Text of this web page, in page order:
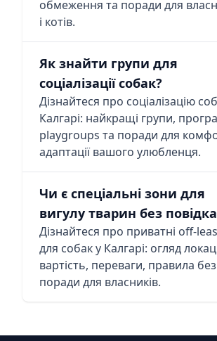
обмеження та поради для
і котів.
Як знайти групи для
соціалізації собак?
Дізнайтеся про соціалізацію
Калгарі: найкращі групи,
playgroups та поради для
адаптації вашого улюбленця.
Чи є спеціальні зони для
вигулу тварин без
Дізнайтеся про приватні off-
для собак у Калгарі: огляд
вартість, переваги, правила
поради для власників.